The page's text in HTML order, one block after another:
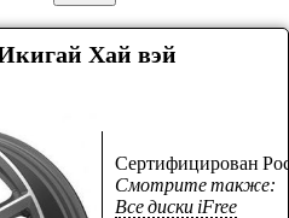
Хай вэй
Сертифицирован
Смотрите также:
Все диски iFree